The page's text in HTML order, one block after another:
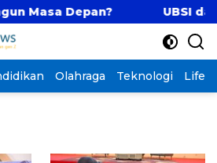
Depan? UBSI dan
Olahraga Teknologi